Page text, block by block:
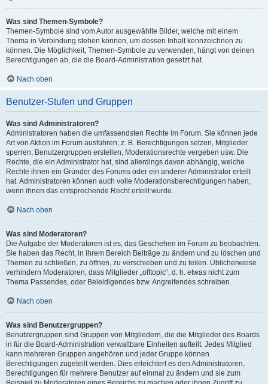
Was sind Themen-Symbole?
Themen-Symbole sind vom Autor ausgewählte Bilder, welche mit einem
Thema in Verbindung stehen können, um dessen Inhalt kennzeichnen zu
können. Die Möglichkeit, Themen-Symbole zu verwenden, hängt von deinen
Berechtigungen ab, die die Board-Administration gesetzt hat.
Nach oben
Benutzer-Stufen und Gruppen
Was sind Administratoren?
Administratoren haben die umfassendsten Rechte im Forum. Sie können jede
Art von Aktion im Forum ausführen; z. B. Berechtigungen setzen, Mitglieder
sperren, Benutzergruppen erstellen, Moderationsrechte vergeben usw. Die
Rechte, die ein Administrator hat, sind allerdings davon abhängig, welche
Rechte ihnen ein Gründer des Forums oder ein anderer Administrator erteilt
hat. Administratoren können auch volle Moderationsberechtigungen haben,
wenn ihnen das entsprechende Recht erteilt wurde.
Nach oben
Was sind Moderatoren?
Die Aufgabe der Moderatoren ist es, das Geschehen im Forum zu beobachten.
Sie haben das Recht, in ihrem Bereich Beiträge zu ändern und zu löschen und
Themen zu schließen, zu öffnen, zu verschieben und zu teilen. Üblicherweise
verhindern Moderatoren, dass Mitglieder „offtopic“, d. h. etwas nicht zum
Thema Passendes, oder Beleidigendes bzw. Angreifendes schreiben.
Nach oben
Was sind Benutzergruppen?
Benutzergruppen sind Gruppen von Mitgliedern, die die Mitglieder des Boards
in für die Board-Administration verwaltbare Einheiten aufteilt. Jedes Mitglied
kann mehreren Gruppen angehören und jeder Gruppe können
Berechtigungen zugeteilt werden. Dies erleichtert es den Administratoren,
Berechtigungen für mehrere Benutzer auf einmal zu ändern und sie zum